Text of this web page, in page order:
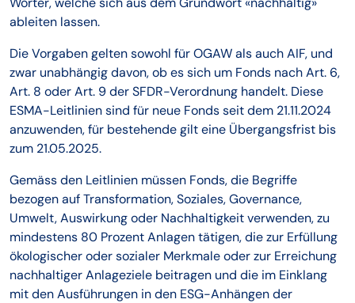
ableiten lassen.
Die Vorgaben gelten sowohl für OGAW als auch AIF, und
zwar unabhängig davon, ob es sich um Fonds nach Art. 6,
Art. 8 oder Art. 9 der SFDR-Verordnung handelt. Diese
ESMA-Leitlinien sind für neue Fonds seit dem 21.11.2024
anzuwenden, für bestehende gilt eine Übergangsfrist bis
zum 21.05.2025.
Gemäss den Leitlinien müssen Fonds, die Begriffe
bezogen auf Transformation, Soziales, Governance,
Umwelt, Auswirkung oder Nachhaltigkeit verwenden, zu
mindestens 80 Prozent Anlagen tätigen, die zur Erfüllung
ökologischer oder sozialer Merkmale oder zur Erreichung
nachhaltiger Anlageziele beitragen und die im Einklang
mit den Ausführungen in den ESG-Anhängen der